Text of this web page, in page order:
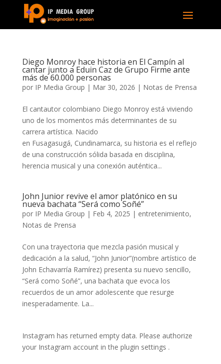
Diego Monroy hace historia en El Campín al
cantar junto a Eduin Caz de Grupo Firme ante
más de 60.000 personas
por IP Media Group | Mar 30, 2026 | Notas de Prensa
El cantautor colombiano Diego Monroy está viviendo
uno de los momentos más determinantes de su
carrera artística. Nacido
en Fusagasugá, Cundinamarca, su historia es el reflejo
de una construcción sólida basada en disciplina,
herencia musical y una conexión auténtica...
John Junior revive el amor platónico en su
nueva bachata “Será como Soñé”
por IP Media Group | Feb 4, 2025 | entretenimiento,
Notas de Prensa
Con una trayectoria que mezcla pasión musical y
dedicación a la salud, “John Junior”(nombre artístico de
John Echavarría Ramírez) presenta su nuevo sencillo,
“Será como Soñé”, una bachata que evoca los
recuerdos de un amor adolescente que resurge
inesperadamente. La...
Instagram has returned empty data. Please authorize
your Instagram account in the plugin settings .